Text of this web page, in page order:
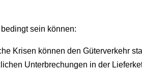
sein können:
Krisen können den Güterverkehr
Unterbrechungen in der